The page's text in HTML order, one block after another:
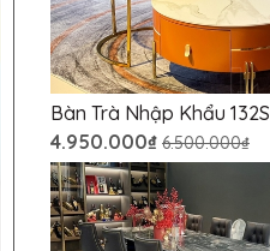
Bàn Trà Nhập Khẩu 132S
4.950.000₫ 6.500.000₫